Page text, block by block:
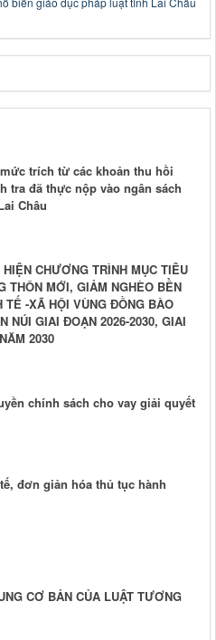
trích từ các khoản thu hồi
tra đã thực nộp vào ngân sách
Châu
CHƯƠNG TRÌNH MỤC TIÊU
THÔN MỚI, GIẢM NGHÈO BỀN
TẾ -XÃ HỘI VÙNG ĐỒNG BÀO
NÚI GIAI ĐOẠN 2026-2030, GIAI
2030
chính sách cho vay giải quyết
đơn giản hóa thủ tục hành
CƠ BẢN CỦA LUẬT TƯƠNG